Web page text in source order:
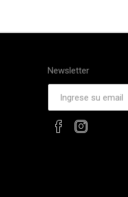
Newsletter